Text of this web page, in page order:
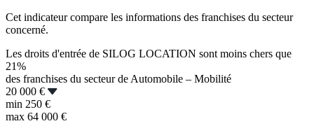
Cet indicateur compare les informations des franchises du secteur
concerné.
Les droits d'entrée de SILOG LOCATION sont moins chers que
21%
des franchises du secteur de Automobile – Mobilité
20 000 €
min 250 €
max 64 000 €